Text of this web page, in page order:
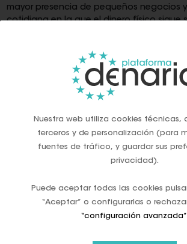
mayor presencia de pequeños negocios
cotidiana en la que el dinero físico sigue
vida social y económica.
memoria histórica y
cultural
Ambos países mantienen un apego
intrusivos. El efectivo se percibe como
Nuestra web utiliza cookies técnicas,
terceros y de personalización (para
fuentes de tráfico, y guardar sus
privacidad).
Puede aceptar todas las cookies
“Aceptar” o configurarlas o
“configuración avanzada”